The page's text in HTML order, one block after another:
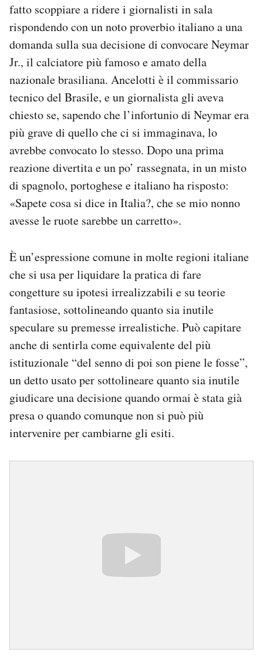
Notifiche mobile
Regala il Post
Esci
fatto scoppiare a ridere i giornalisti in sala
rispondendo con un noto proverbio italiano a una
domanda sulla sua decisione di convocare Neymar
Jr., il calciatore più famoso e amato della
nazionale brasiliana. Ancelotti è il commissario
tecnico del Brasile, e un giornalista gli aveva
chiesto se, sapendo che l’infortunio di Neymar era
più grave di quello che ci si immaginava, lo
avrebbe convocato lo stesso. Dopo una prima
reazione divertita e un po’ rassegnata, in un misto
di spagnolo, portoghese e italiano ha risposto:
«Sapete cosa si dice in Italia?, che se mio nonno
avesse le ruote sarebbe un carretto».
È un’espressione comune in molte regioni italiane
che si usa per liquidare la pratica di fare
congetture su ipotesi irrealizzabili e su teorie
fantasiose, sottolineando quanto sia inutile
speculare su premesse irrealistiche. Può capitare
anche di sentirla come equivalente del più
istituzionale “del senno di poi son piene le fosse”,
un detto usato per sottolineare quanto sia inutile
giudicare una decisione quando ormai è stata già
presa o quando comunque non si può più
intervenire per cambiarne gli esiti.